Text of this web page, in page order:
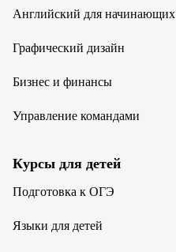
Английский для начинающих
Графический дизайн
Бизнес и финансы
Управление командами
Курсы для детей
Подготовка к ОГЭ
Языки для детей